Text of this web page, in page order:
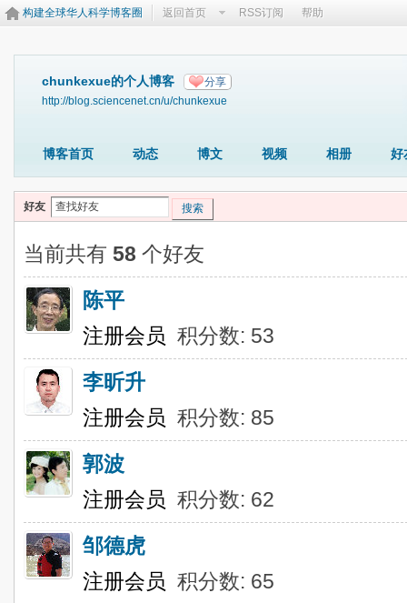
构建全球华人科学博客圈 返回首页 RSS订阅 帮助
chunkexue的个人博客 分享
http://blog.sciencenet.cn/u/chunkexue
博客首页 动态 博文 视频 相册 好
好友 搜索
当前共有 58 个好友
陈平
注册会员 积分数: 53
李昕升
注册会员 积分数: 85
郭波
注册会员 积分数: 62
邹德虎
注册会员 积分数: 65